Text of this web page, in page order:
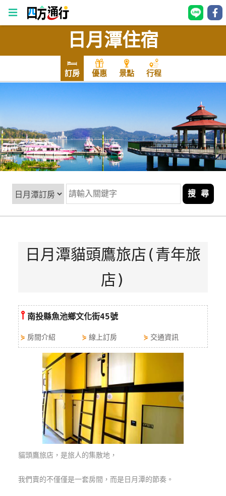
行
台
灣
訂
全
球
租
車
樂
日月潭住宿
訂房 優惠 景點 行程
搜 尋
日月潭貓頭鷹旅店(青年旅
店)
⫯ 南投縣魚池鄉文化街45號
⋟ 房間介紹 ⋟ 線上訂房 ⋟ 交通資訊
貓頭鷹旅店，是旅人的集散地，
我們賣的不僅僅是一套房間，而是日月潭的節奏。